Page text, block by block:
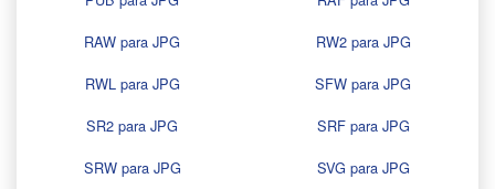
RAW para JPG
RW2 para JPG
RWL para JPG
SFW para JPG
SR2 para JPG
SRF para JPG
SRW para JPG
SVG para JPG